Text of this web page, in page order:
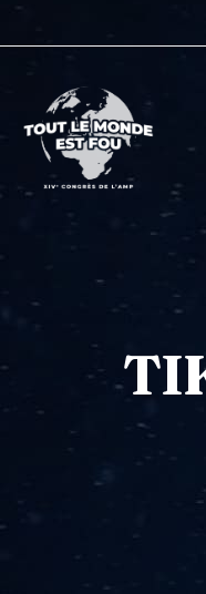
contenido